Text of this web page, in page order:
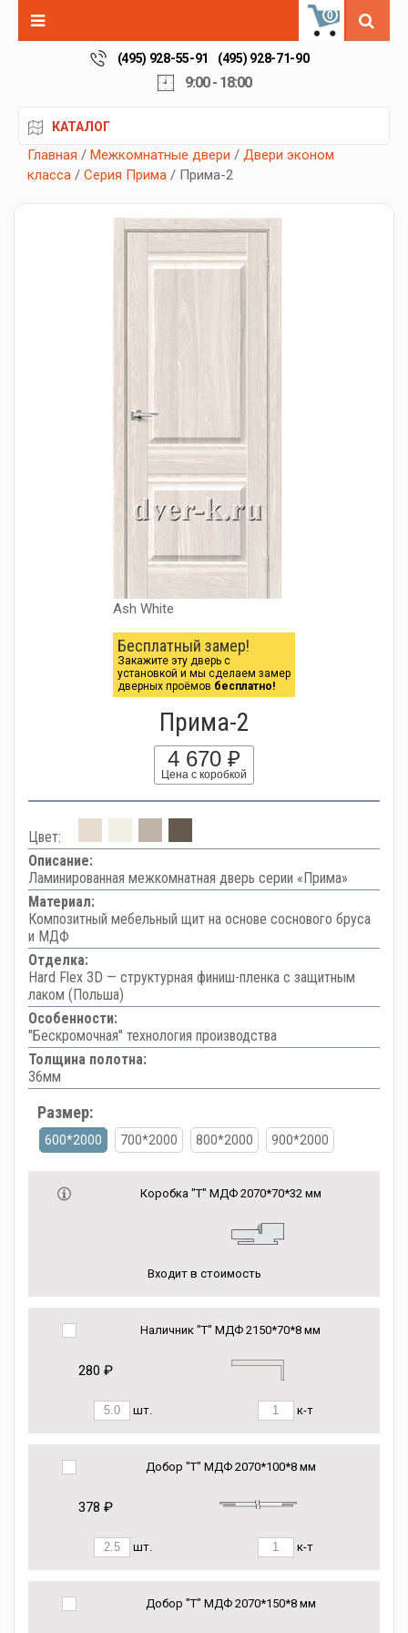
0
(495) 928-55-91 (495) 928-71-90
9:00 - 18:00
КАТАЛОГ
Главная / Межкомнатные двери / Двери эконом
класса / Серия Прима / Прима-2
Ash White
Бесплатный замер!
Закажите эту дверь с
установкой и мы сделаем замер
дверных проёмов бесплатно!
Прима-2
4 670 ₽
Цена с коробкой
Цвет:
Описание:
Ламинированная межкомнатная дверь серии «Прима»
Материал:
Композитный мебельный щит на основе соснового бруса
и МДФ
Отделка:
Hard Flex 3D — структурная финиш-пленка с защитным
лаком (Польша)
Особенности:
"Бескромочная" технология производства
Толщина полотна:
36мм
Размер:
600*2000 700*2000 800*2000 900*2000
Коробка "Т" МДФ 2070*70*32 мм
Входит в стоимость
Наличник "Т" МДФ 2150*70*8 мм
280 ₽
шт. к-т
Добор "Т" МДФ 2070*100*8 мм
378 ₽
шт. к-т
Добор "Т" МДФ 2070*150*8 мм